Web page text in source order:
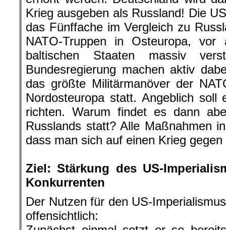
Krieg ausgeben als Russland! Die
das Fünffache im Vergleich zu
NATO-Truppen in Osteuropa,
baltischen Staaten massiv
Bundesregierung machen aktiv
das größte Militärmanöver der
Nordosteuropa statt. Angeblich soll
richten. Warum findet es dann
Russlands statt? Alle Maßnahmen
dass man sich auf einen Krieg
Ziel: Stärkung des US-
Konkurrenten
Der Nutzen für den US-
offensichtlich: